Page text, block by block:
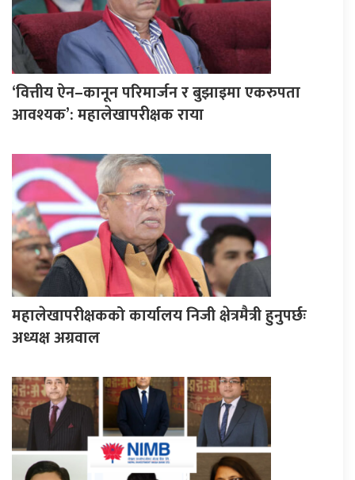
‘वित्तीय ऐन–कानून परिमार्जन र बुझाइमा एकरुपता
आवश्यक’: महालेखापरीक्षक राया
महालेखापरीक्षकको कार्यालय निजी क्षेत्रमैत्री हुनुपर्छः
अध्यक्ष अग्रवाल